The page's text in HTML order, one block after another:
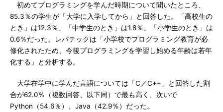
初めてプログラミングを学んだ時期について聞いたところ、
85.3％の学生が「大学に入学してから」と回答した。「高校生の
とき」は12.3％、「中学生のとき」は1.8％、「小学生のとき」は
0.6％だった。レバテックは「小学校でプログラミング教育が必
修化されたため、今後プログラミングを学習し始める年齢は若年
化する」と分析する。
大学在学中に学んだ言語については「C／C++」と回答した割
合が62.0％（複数回答、以下同）で最も高く、次いで
Python（54.6％）、Java（42.9％）だった。